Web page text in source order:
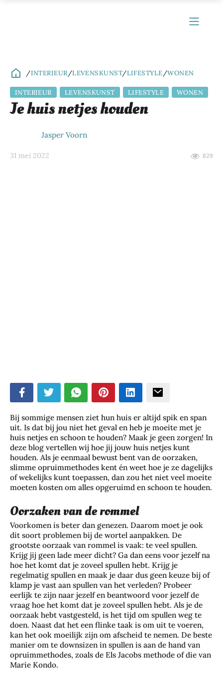
/INTERIEUR/LEVENSKUNST/LIFESTYLE/WONEN
INTERIEUR LEVENSKUNST LIFESTYLE WONEN
Je huis netjes houden
Jasper Voorn
31 mei 2022 829
Bij sommige mensen ziet hun huis er altijd spik en span
uit. Is dat bij jou niet het geval en heb je moeite met je
huis netjes en schoon te houden? Maak je geen zorgen! In
deze blog vertellen wij hoe jij jouw huis netjes kunt
houden. Als je eenmaal bewust bent van de oorzaken,
slimme opruimmethodes kent én weet hoe je ze dagelijks
of wekelijks kunt toepassen, dan zou het niet veel moeite
moeten kosten om alles opgeruimd en schoon te houden.
Oorzaken van de rommel
Voorkomen is beter dan genezen. Daarom moet je ook
dit soort problemen bij de wortel aanpakken. De
grootste oorzaak van rommel is vaak: te veel spullen.
Krijg jij geen lade meer dicht? Ga dan eens voor jezelf na
hoe het komt dat je zoveel spullen hebt. Krijg je
regelmatig spullen en maak je daar dus geen keuze bij of
klamp je vast aan spullen van het verleden? Probeer
eerlijk te zijn naar jezelf en beantwoord voor jezelf de
vraag hoe het komt dat je zoveel spullen hebt. Als je de
oorzaak hebt vastgesteld, is het tijd om spullen weg te
doen. Naast dat het een flinke taak is om uit te voeren,
kan het ook moeilijk zijn om afscheid te nemen. De beste
manier om te downsizen in spullen is aan de hand van
opruimmethodes, zoals de Els Jacobs methode of die van
Marie Kondo.